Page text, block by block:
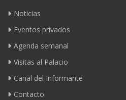
Noticias
Eventos privados
Agenda semanal
Visitas al Palacio
Canal del Informante
Contacto